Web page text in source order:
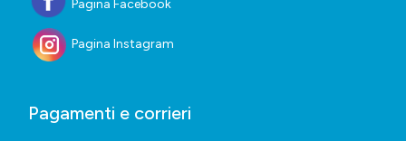
Pagina Facebook
Pagina Instagram
Pagamenti e corrieri